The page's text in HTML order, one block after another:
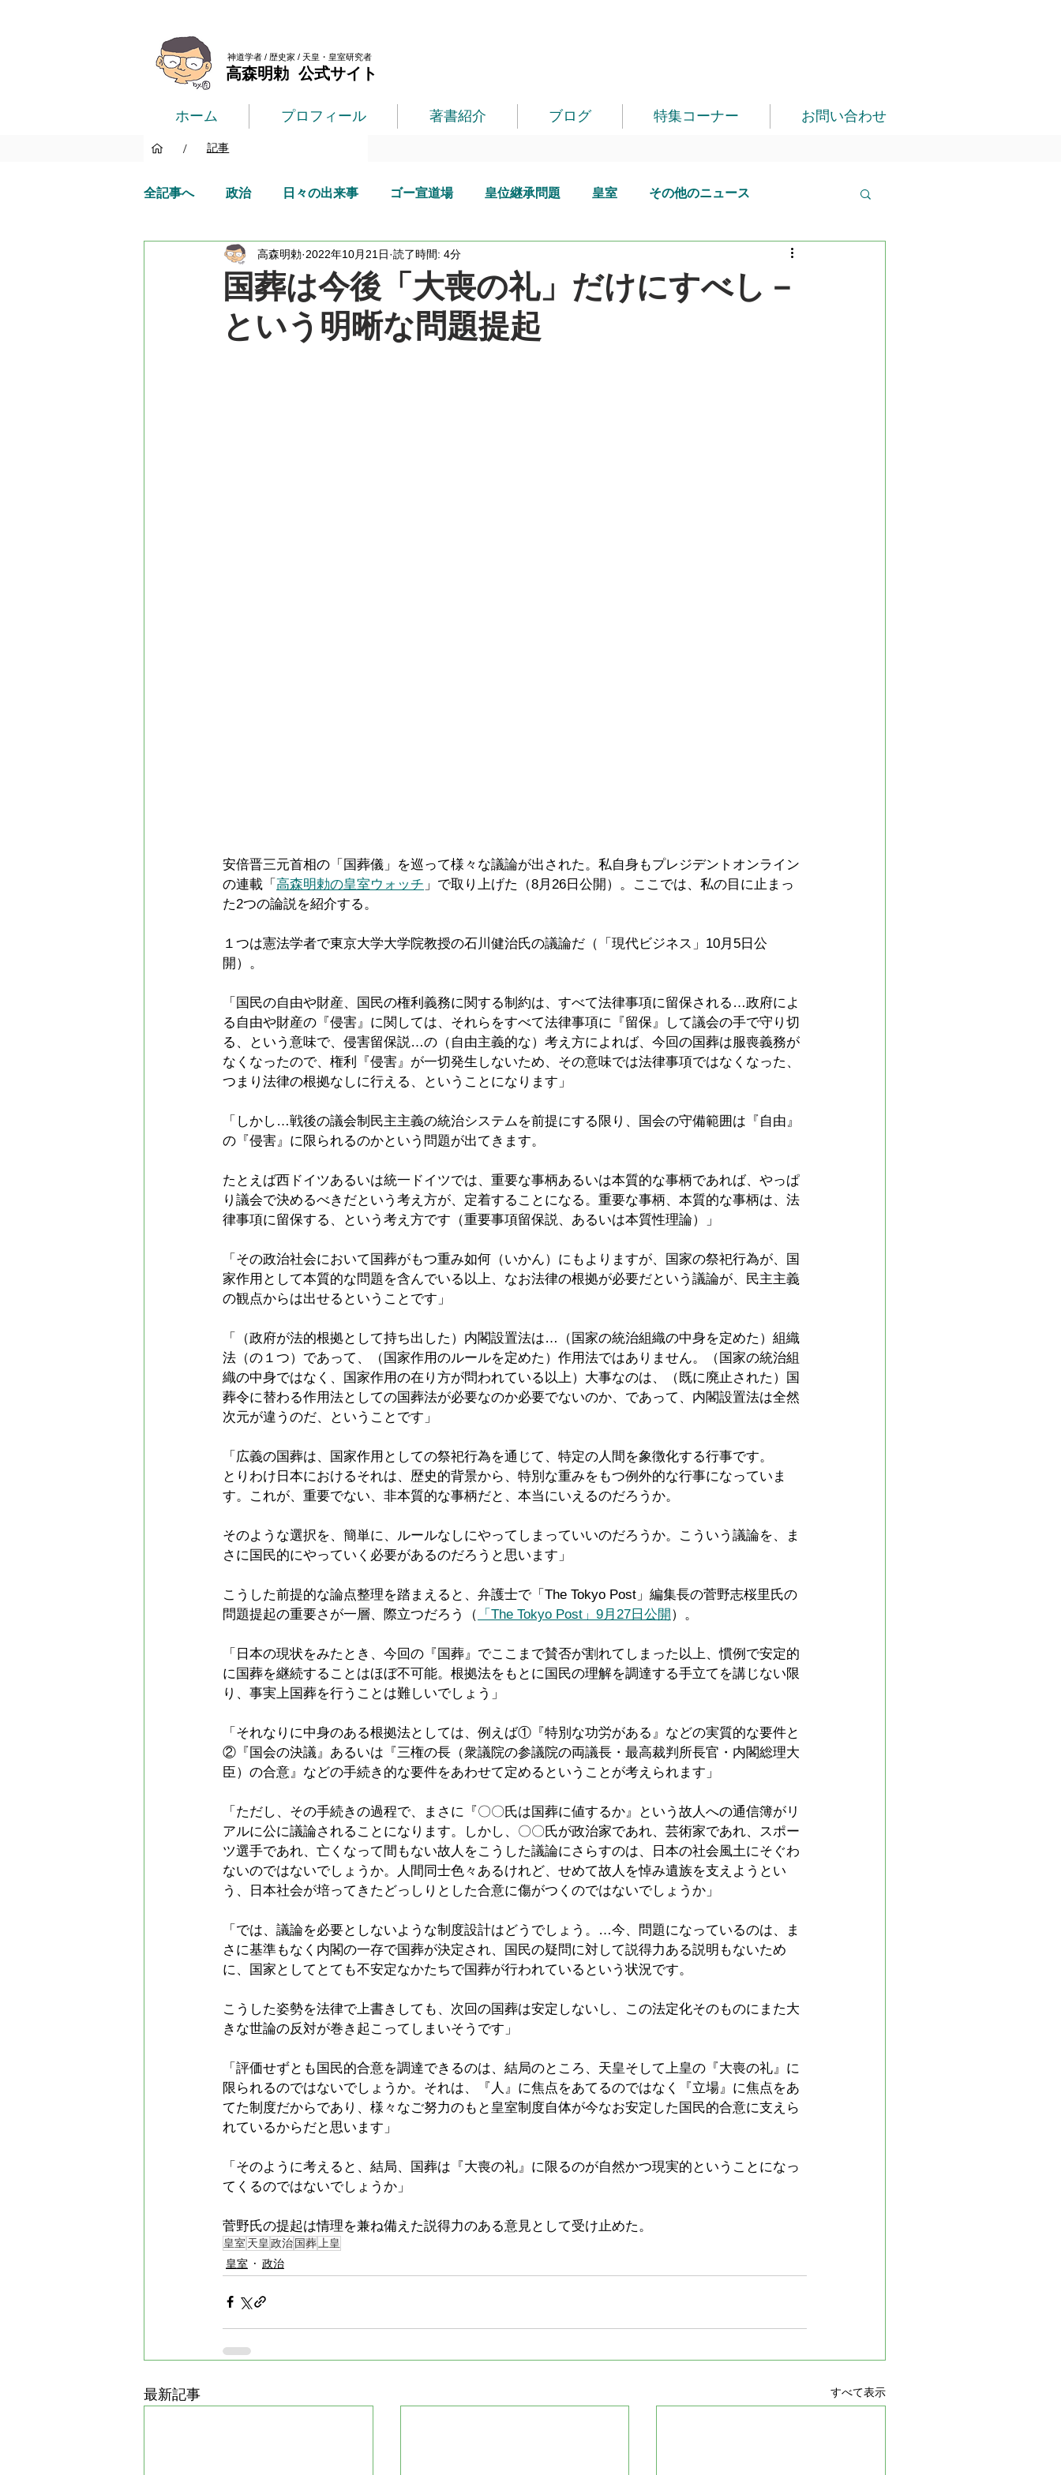
神道学者 / 歴史家 / 天皇・皇室研究者
高森明勅 公式サイト
ホーム プロフィール 著書紹介 ブログ 特集コーナー お問い合わせ
/ 記事
全記事へ 政治 日々の出来事 ゴー宣道場 皇位継承問題 皇室 その他のニュース
国葬は今後「大喪の礼」だけにすべし－
という明晰な問題提起
高森明勅 2022年10月21日 読了時間: 4分
安倍晋三元首相の「国葬儀」を巡って様々な議論が出された。私自身もプレジデントオンライン
の連載「 高森明勅の皇室ウォッチ 」で取り上げた（8月26日公開）。ここでは、私の目に止まっ
た2つの論説を紹介する。
１つは憲法学者で東京大学大学院教授の石川健治氏の議論だ（「現代ビジネス」10月5日公
開）。
「国民の自由や財産、国民の権利義務に関する制約は、すべて法律事項に留保される…政府によ
る自由や財産の『侵害』に関しては、それらをすべて法律事項に『留保』して議会の手で守り切
る、という意味で、侵害留保説…の（自由主義的な）考え方によれば、今回の国葬は服喪義務が
なくなったので、権利『侵害』が一切発生しないため、その意味では法律事項ではなくなった、
つまり法律の根拠なしに行える、ということになります」
「しかし…戦後の議会制民主主義の統治システムを前提にする限り、国会の守備範囲は『自由』
の『侵害』に限られるのかという問題が出てきます。
たとえば西ドイツあるいは統一ドイツでは、重要な事柄あるいは本質的な事柄であれば、やっぱ
り議会で決めるべきだという考え方が、定着することになる。重要な事柄、本質的な事柄は、法
律事項に留保する、という考え方です（重要事項留保説、あるいは本質性理論）」
「その政治社会において国葬がもつ重み如何（いかん）にもよりますが、国家の祭祀行為が、国
家作用として本質的な問題を含んでいる以上、なお法律の根拠が必要だという議論が、民主主義
の観点からは出せるということです」
「（政府が法的根拠として持ち出した）内閣設置法は…（国家の統治組織の中身を定めた）組織
法（の１つ）であって、（国家作用のルールを定めた）作用法ではありません。（国家の統治組
織の中身ではなく、国家作用の在り方が問われている以上）大事なのは、（既に廃止された）国
葬令に替わる作用法としての国葬法が必要なのか必要でないのか、であって、内閣設置法は全然
次元が違うのだ、ということです」
「広義の国葬は、国家作用としての祭祀行為を通じて、特定の人間を象徴化する行事です。
とりわけ日本におけるそれは、歴史的背景から、特別な重みをもつ例外的な行事になっていま
す。これが、重要でない、非本質的な事柄だと、本当にいえるのだろうか。
そのような選択を、簡単に、ルールなしにやってしまっていいのだろうか。こういう議論を、ま
さに国民的にやっていく必要があるのだろうと思います」
こうした前提的な論点整理を踏まえると、弁護士で「The Tokyo Post」編集長の菅野志桜里氏の
問題提起の重要さが一層、際立つだろう（
「The Tokyo Post」9月27日公開 ）。
「日本の現状をみたとき、今回の『国葬』でここまで賛否が割れてしまった以上、慣例で安定的
に国葬を継続することはほぼ不可能。根拠法をもとに国民の理解を調達する手立てを講じない限
り、事実上国葬を行うことは難しいでしょう」
「それなりに中身のある根拠法としては、例えば①『特別な功労がある』などの実質的な要件と
②『国会の決議』あるいは『三権の長（衆議院の参議院の両議長・最高裁判所長官・内閣総理大
臣）の合意』などの手続き的な要件をあわせて定めるということが考えられます」
「ただし、その手続きの過程で、まさに『〇〇氏は国葬に値するか』という故人への通信簿がリ
アルに公に議論されることになります。しかし、〇〇氏が政治家であれ、芸術家であれ、スポー
ツ選手であれ、亡くなって間もない故人をこうした議論にさらすのは、日本の社会風土にそぐわ
ないのではないでしょうか。人間同士色々あるけれど、せめて故人を悼み遺族を支えようとい
う、日本社会が培ってきたどっしりとした合意に傷がつくのではないでしょうか」
「では、議論を必要としないような制度設計はどうでしょう。…今、問題になっているのは、ま
さに基準もなく内閣の一存で国葬が決定され、国民の疑問に対して説得力ある説明もないため
に、国家としてとても不安定なかたちで国葬が行われているという状況です。
こうした姿勢を法律で上書きしても、次回の国葬は安定しないし、この法定化そのものにまた大
きな世論の反対が巻き起こってしまいそうです」
「評価せずとも国民的合意を調達できるのは、結局のところ、天皇そして上皇の『大喪の礼』に
限られるのではないでしょうか。それは、『人』に焦点をあてるのではなく『立場』に焦点をあ
てた制度だからであり、様々なご努力のもと皇室制度自体が今なお安定した国民的合意に支えら
れているからだと思います」
「そのように考えると、結局、国葬は『大喪の礼』に限るのが自然かつ現実的ということになっ
てくるのではないでしょうか」
菅野氏の提起は情理を兼ね備えた説得力のある意見として受け止めた。
皇室 天皇 政治 国葬 上皇
皇室
政治
最新記事 すべて表示